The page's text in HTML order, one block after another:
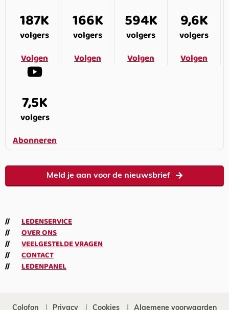
187K
volgers
Volgen
166K
volgers
Volgen
594K
volgers
Volgen
9,6K
volgers
Volgen
7,5K
volgers
Abonneren
Meld je aan voor de nieuwsbrief
LEDENSERVICE
OVER ONS
VEELGESTELDE VRAGEN
CONTACT
LEDENPANEL
Colofon Privacy Cookies Algemene voorwaarden